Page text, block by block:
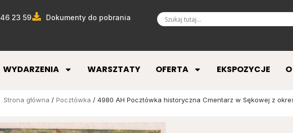
23 59 Dokumenty do pobrania
WYDARZENIA WARSZTATY OFERTA EKSPOZYCJE
Strona główna / Pocztówka / 4980 AH Pocztówka historyczna Cmentarz w Sękowej z